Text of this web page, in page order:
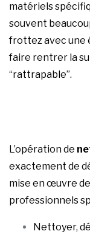
matériels
souvent
frottez avec une
faire rentrer la
“rattrapable”.
L’opération de
exactement de
mise en œuvre
professionnels
Nettoyer,